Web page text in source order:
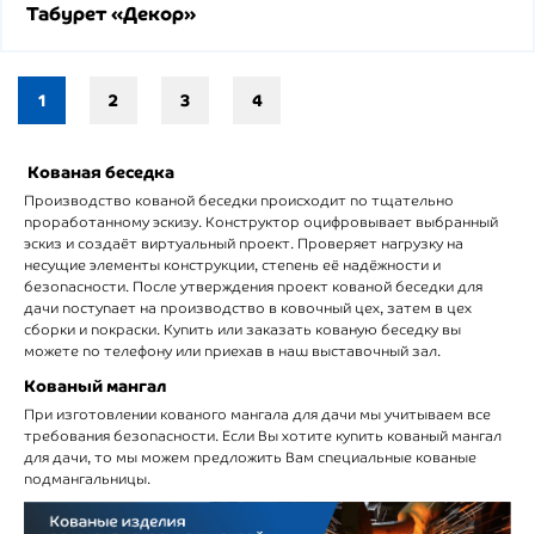
Табурет «Декор»
1 2 3 4
Кованая беседка
Производство кованой беседки происходит по тщательно
проработанному эскизу. Конструктор оцифровывает выбранный
эскиз и создаёт виртуальный проект. Проверяет нагрузку на
несущие элементы конструкции, степень её надёжности и
безопасности. После утверждения проект кованой беседки для
дачи поступает на производство в ковочный цех, затем в цех
сборки и покраски. Купить или заказать кованую беседку вы
можете по телефону или приехав в наш выставочный зал.
Кованый мангал
При изготовлении кованого мангала для дачи мы учитываем все
требования безопасности. Если Вы хотите купить кованый мангал
для дачи, то мы можем предложить Вам специальные кованые
подмангальницы.